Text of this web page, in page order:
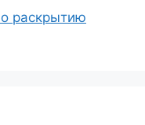
раскрытию